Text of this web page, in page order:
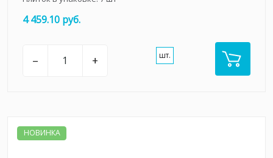
4 459.10 руб.
– + шт.
НОВИНКА